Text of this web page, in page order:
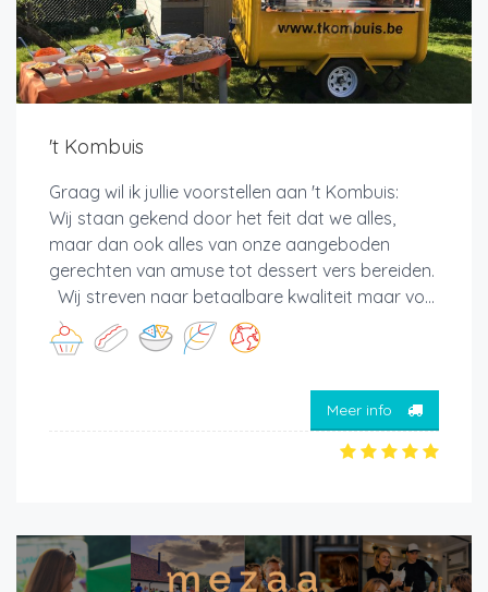
't Kombuis
Graag wil ik jullie voorstellen aan 't Kombuis:
Wij staan gekend door het feit dat we alles,
maar dan ook alles van onze aangeboden
gerechten van amuse tot dessert vers bereiden.
Wij streven naar betaalbare kwaliteit maar vo...
Meer info